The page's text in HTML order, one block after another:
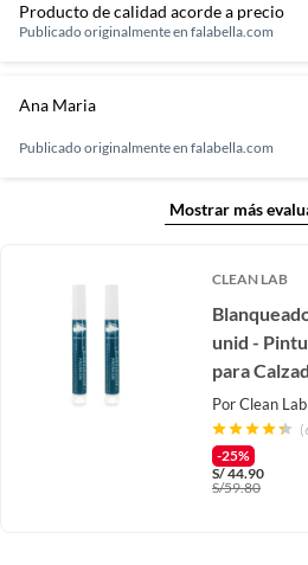
Producto de calidad acorde a precio
Publicado originalmente en falabella.com
Ana Maria
Publicado originalmente en falabella.com
Mostrar más
CLEAN LAB
unid -
para
PorClean Lab
-25%
S/44.90
S/59.80